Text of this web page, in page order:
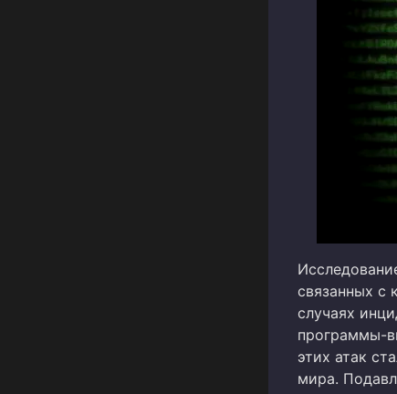
связанных с
случаях
программы-
этих атак
мира.